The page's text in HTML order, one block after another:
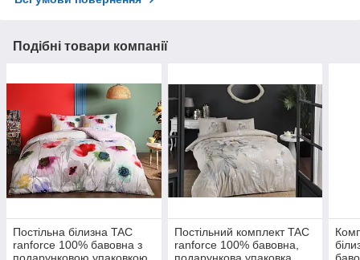
Подібні товари компанії
Постільна білизна TAC
ranforce 100% бавовна з
Постільний комплект TAC
ranforce 100% бавовна,